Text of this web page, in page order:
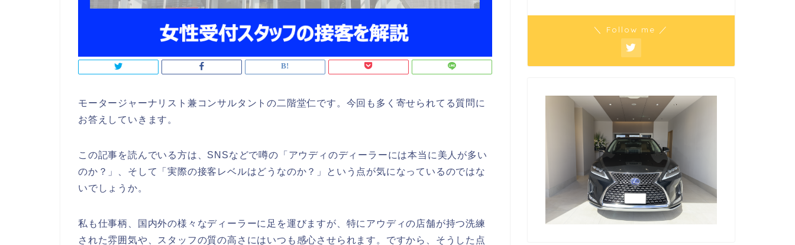
モータージャーナリスト兼コンサルタントの二階堂仁です。今回も多く寄せられてる質問に
お答えしていきます。
この記事を読んでいる方は、SNSなどで噂の「アウディのディーラーには本当に美人が多い
のか？」、そして「実際の接客レベルはどうなのか？」という点が気になっているのではな
いでしょうか。
私も仕事柄、国内外の様々なディーラーに足を運びますが、特にアウディの店舗が持つ洗練
された雰囲気や、スタッフの質の高さにはいつも感心させられます。ですから、そうした点
＼ Follow me ／